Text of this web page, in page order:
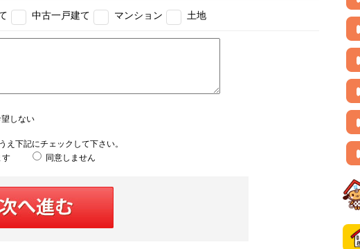
中古一戸建て マンション 土地
しない
え下記にチェックして下さい。
す
同意しません